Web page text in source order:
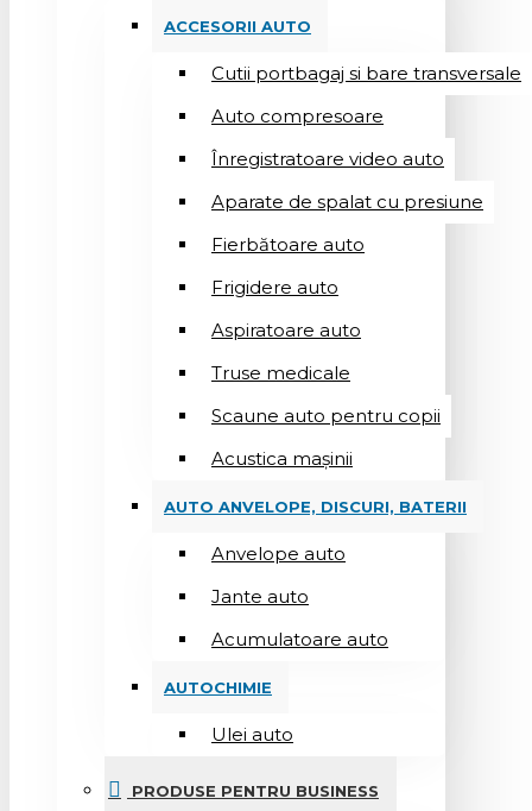
ACCESORII AUTO
Cutii portbagaj si bare transversale
Auto compresoare
Înregistratoare video auto
Aparate de spalat cu presiune
Fierbătoare auto
Frigidere auto
Aspiratoare auto
Truse medicale
Scaune auto pentru copii
Acustica mașinii
AUTO ANVELOPE, DISCURI, BATERII
Anvelope auto
Jante auto
Acumulatoare auto
AUTOCHIMIE
Ulei auto
PRODUSE PENTRU BUSINESS